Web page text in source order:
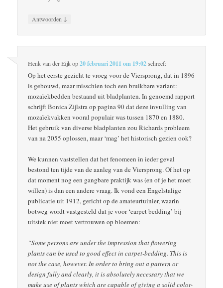
Antwoorden ↓
Henk van der Eijkop20 februari 2011 om 19:02schreef:
Op het eerste gezicht te vroeg voor de Viersprong, dat in 1896
is gebouwd, maar misschien toch een bruikbare variant:
mozaïekbedden bestaand uit bladplanten. In genoemd rapport
schrijft Bonica Zijlstra op pagina 90 dat deze invulling van
mozaïekvakken vooral populair was tussen 1870 en 1880.
Het gebruik van diverse bladplanten zou Richards probleem
van na 2055 oplossen, maar ‘mag’ het historisch gezien ook?
We kunnen vaststellen dat het fenomeen in ieder geval
bestond ten tijde van de aanleg van de Viersprong. Of het op
dat moment nog een gangbare praktijk was (en of je het moet
willen) is dan een andere vraag. Ik vond een Engelstalige
publicatie uit 1912, gericht op de amateurtuinier, waarin
botweg wordt vastgesteld dat je voor ‘carpet bedding’ bij
uitstek niet moet vertrouwen op bloemen:
“Some persons are under the impression that flowering
plants can be used to good effect in carpet-bedding. This is
not the case, however. In order to bring out a pattern or
design fully and clearly, it is absolutely necessary that we
make use of plants which are capable of giving a solid color-